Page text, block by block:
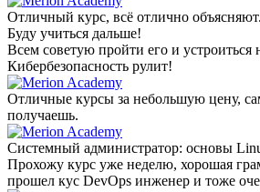
Отличный курс, всё отлично объясняют.
Буду учиться дальше!
Всем советую пройти его и устроиться
Кибербезопасность рулит!
Отличные курсы за небольшую цену,
получаешь.
Системный администратор: основы
Прохожу курс уже неделю, хорошая
прошел кус DevOps инженер и тоже